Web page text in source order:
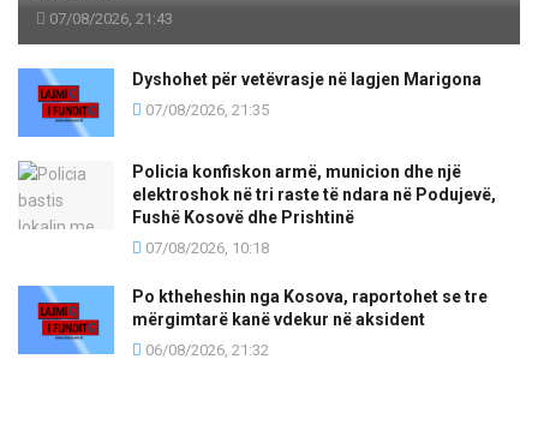
07/08/2026, 21:43
Dyshohet për vetëvrasje në lagjen Marigona
07/08/2026, 21:35
Policia konfiskon armë, municion dhe një
elektroshok në tri raste të ndara në Podujevë,
Fushë Kosovë dhe Prishtinë
07/08/2026, 10:18
Po ktheheshin nga Kosova, raportohet se tre
mërgimtarë kanë vdekur në aksident
06/08/2026, 21:32